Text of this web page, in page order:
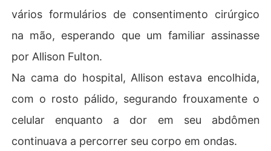
O irmão mais velho, o traficante de armas mais temido
do mundo, empurrou um cartão preto sobre a mesa. "P
O segundo, um médico genial, girava um bisturi entre o
ueles que te machucaram?"
O terceiro, uma estrela mundial das artes marciais, inva
diu o território de seu ex-marido. "Quem fez minha irmã
vários formulários de consentimento cirúrgico
na mão, esperando que um familiar assinasse
por Allison Fulton.
Na cama do hospital, Allison estava encolhida,
com o rosto pálido, segurando frouxamente o
celular enquanto a dor em seu abdômen
continuava a percorrer seu corpo em ondas.